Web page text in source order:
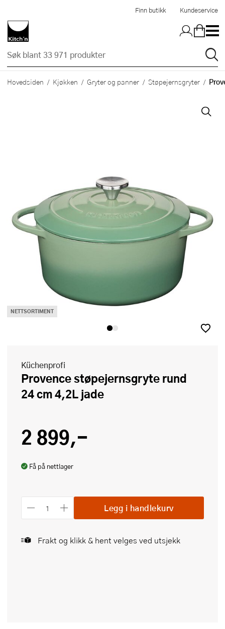
Finn butikk Kundeservice
Hovedsiden Kjøkken Gryter og panner Støpejernsgryter
NETTSORTIMENT
Küchenprofi
Provence støpejernsgryte rund
24 cm 4,2L jade
2 899,-
Få på nettlager
Legg i handlekurv
Frakt og klikk & hent velges ved utsjekk